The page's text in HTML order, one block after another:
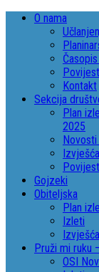
O nama
Kontakt
Sekcija
Plan
2025
Novosti
Gojzeki
Obiteljska
Plan
Izleti
Pruži mi ruku
OSI